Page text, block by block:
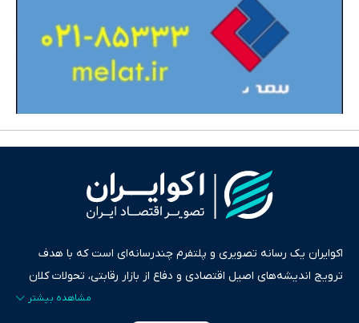
اکوایران یک رسانه تصویری و پلتفرم چندرسانه‌ای است که با هدف
ترویج اندیشه‌های اصیل اقتصادی و دفاع از بازار رقابتی، تحولات کلان
ایران و جهان را در قالب‌های ویدیو، پادکست، متن و گزارش‌های تحلیلی